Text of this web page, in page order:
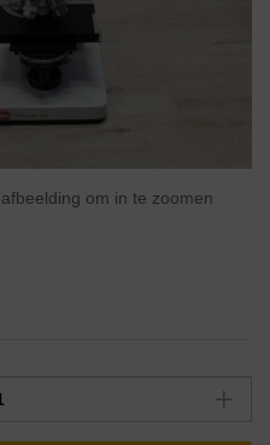
om in te zoomen